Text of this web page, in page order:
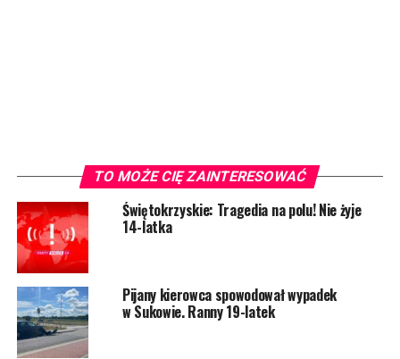
TO MOŻE CIĘ ZAINTERESOWAĆ
Świętokrzyskie: Tragedia na polu! Nie żyje
14-latka
Pijany kierowca spowodował wypadek
w Sukowie. Ranny 19-latek